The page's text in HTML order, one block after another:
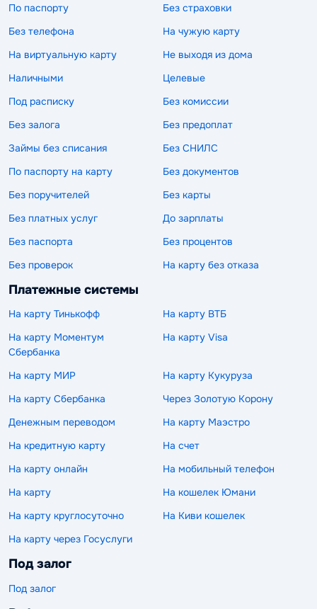
По паспорту
Без страховки
Без телефона
На чужую карту
На виртуальную карту
Не выходя из дома
Наличными
Целевые
Под расписку
Без комиссии
Без залога
Без предоплат
Займы без списания
Без СНИЛС
По паспорту на карту
Без документов
Без поручителей
Без карты
Без платных услуг
До зарплаты
Без паспорта
Без процентов
Без проверок
На карту без отказа
Платежные системы
На карту Тинькофф
На карту ВТБ
На карту Моментум
Сбербанка
На карту Visa
На карту МИР
На карту Кукуруза
На карту Сбербанка
Через Золотую Корону
Денежным переводом
На карту Маэстро
На кредитную карту
На счет
На карту онлайн
На мобильный телефон
На карту
На кошелек Юмани
На карту круглосуточно
На Киви кошелек
На карту через Госуслуги
Под залог
Под залог